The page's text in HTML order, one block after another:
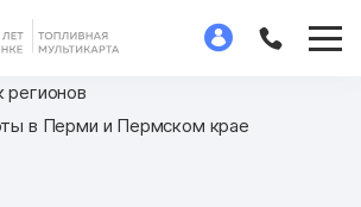
регионов
в Перми и Пермском крае